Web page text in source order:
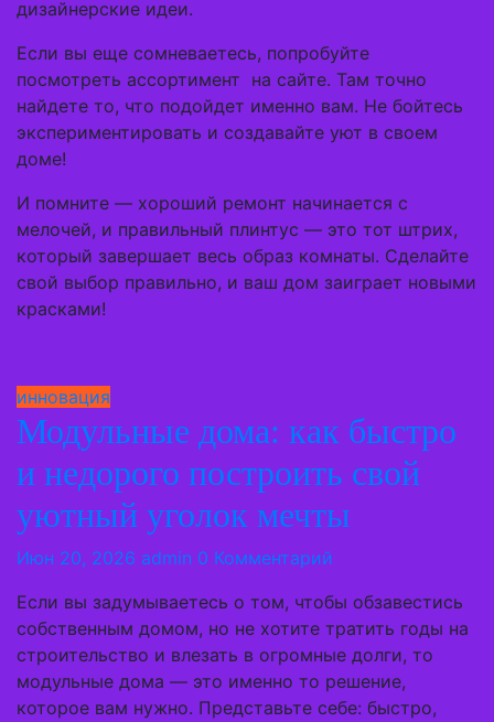
дизайнерские идеи.
Если вы еще сомневаетесь, попробуйте
посмотреть ассортимент на сайте. Там точно
найдете то, что подойдет именно вам. Не бойтесь
экспериментировать и создавайте уют в своем
доме!
И помните — хороший ремонт начинается с
мелочей, и правильный плинтус — это тот штрих,
который завершает весь образ комнаты. Сделайте
свой выбор правильно, и ваш дом заиграет новыми
красками!
инновация
Модульные дома: как быстро
и недорого построить свой
уютный уголок мечты
Июн 20, 2026 admin 0 Комментарий
Если вы задумываетесь о том, чтобы обзавестись
собственным домом, но не хотите тратить годы на
строительство и влезать в огромные долги, то
модульные дома — это именно то решение,
которое вам нужно. Представьте себе: быстро,